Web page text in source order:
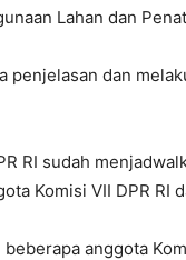
Lahan dan
penjelasan dan
RI sudah
Komisi VII DPR RI
anggota